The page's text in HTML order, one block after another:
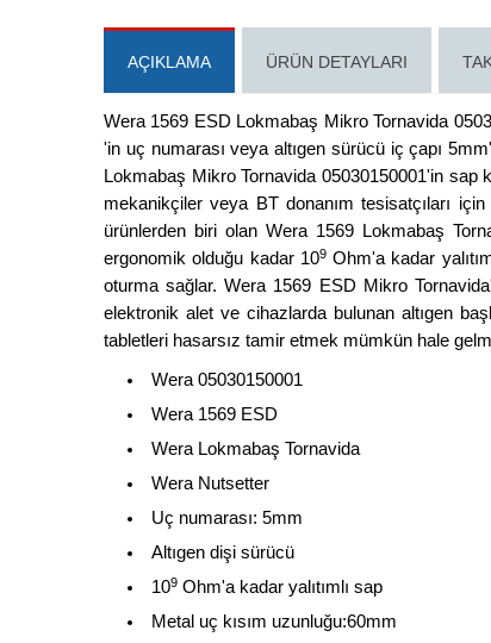
AÇIKLAMA ÜRÜN DETAYLARI
Wera 1569 ESD Lokmabaş Mikro Tornavida
'in uç numarası veya altıgen sürücü iç çapı
Lokmabaş Mikro Tornavida 05030150001'in sap
mekanikçiler veya BT donanım tesisatçıları
ürünlerden biri olan Wera 1569 Lokmabaş
ergonomik olduğu kadar 109Ohm'a kadar
oturma sağlar. Wera 1569 ESD Mikro
elektronik alet ve cihazlarda bulunan altıgen
tabletleri hasarsız tamir etmek mümkün hale
Wera 05030150001
Wera 1569 ESD
Wera Lokmabaş Tornavida
Wera Nutsetter
Uç numarası: 5mm
Altıgen dişi sürücü
109Ohm'a kadar yalıtımlı sap
Metal uç kısım uzunluğu:60mm